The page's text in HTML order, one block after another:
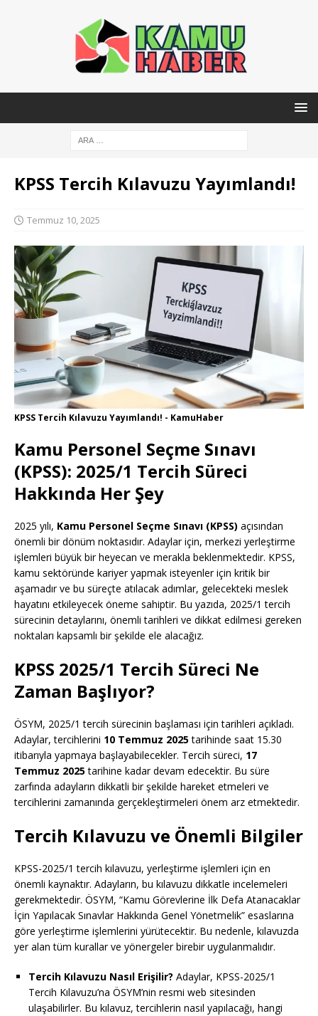
KPSS Tercih Kılavuzu Yayımlandı!
Temmuz 10, 2025
KPSS Tercih Kılavuzu Yayımlandı! - KamuHaber
Kamu Personel Seçme Sınavı
(KPSS): 2025/1 Tercih Süreci
Hakkında Her Şey
2025 yılı, Kamu Personel Seçme Sınavı (KPSS) açısından
önemli bir dönüm noktasıdır. Adaylar için, merkezi yerleştirme
işlemleri büyük bir heyecan ve merakla beklenmektedir. KPSS,
kamu sektöründe kariyer yapmak isteyenler için kritik bir
aşamadır ve bu süreçte atılacak adımlar, gelecekteki meslek
hayatını etkileyecek öneme sahiptir. Bu yazıda, 2025/1 tercih
sürecinin detaylarını, önemli tarihleri ve dikkat edilmesi gereken
noktaları kapsamlı bir şekilde ele alacağız.
KPSS 2025/1 Tercih Süreci Ne
Zaman Başlıyor?
ÖSYM, 2025/1 tercih sürecinin başlaması için tarihleri açıkladı.
Adaylar, tercihlerini 10 Temmuz 2025tarihinde saat 15.30
itibarıyla yapmaya başlayabilecekler. Tercih süreci, 17
Temmuz 2025tarihine kadar devam edecektir. Bu süre
zarfında adayların dikkatli bir şekilde hareket etmeleri ve
tercihlerini zamanında gerçekleştirmeleri önem arz etmektedir.
Tercih Kılavuzu ve Önemli Bilgiler
KPSS-2025/1 tercih kılavuzu, yerleştirme işlemleri için en
önemli kaynaktır. Adayların, bu kılavuzu dikkatle incelemeleri
gerekmektedir. ÖSYM, “Kamu Görevlerine İlk Defa Atanacaklar
İçin Yapılacak Sınavlar Hakkında Genel Yönetmelik” esaslarına
göre yerleştirme işlemlerini yürütecektir. Bu nedenle, kılavuzda
yer alan tüm kurallar ve yönergeler birebir uygulanmalıdır.
Tercih Kılavuzu Nasıl Erişilir? Adaylar, KPSS-2025/1
Tercih Kılavuzu’na ÖSYM’nin resmi web sitesinden
ulaşabilirler. Bu kılavuz, tercihlerin nasıl yapılacağı, hangi